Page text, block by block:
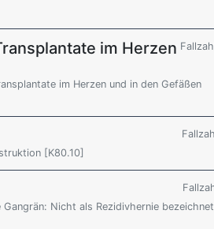
im Herzen
im Herzen und in den Gefäßen
[K80.10]
Nicht als Rezidivhernie bezeichnet